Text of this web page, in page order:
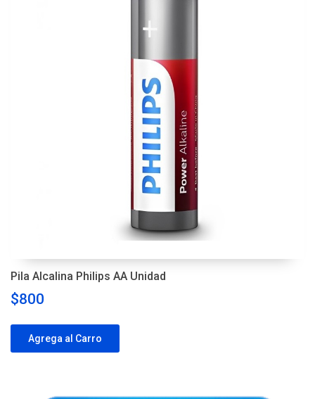
Pila Alcalina Philips AA Unidad
$800
Agrega al Carro